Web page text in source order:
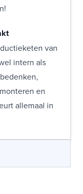
van
intern als
en
allemaal in